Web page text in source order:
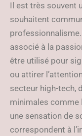
Il est très souvent
souhaitent
associé à la
être utilisé pour
ou attirer
secteur high-tech,
minimales comme
une sensation de
correspondent à